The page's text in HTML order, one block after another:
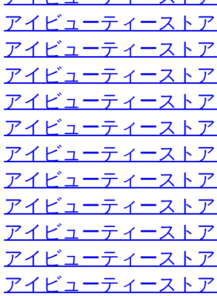
アイビューティースト
アイビューティースト
アイビューティースト
アイビューティースト
アイビューティースト
アイビューティースト
アイビューティースト
アイビューティースト
アイビューティースト
アイビューティースト
アイビューティースト